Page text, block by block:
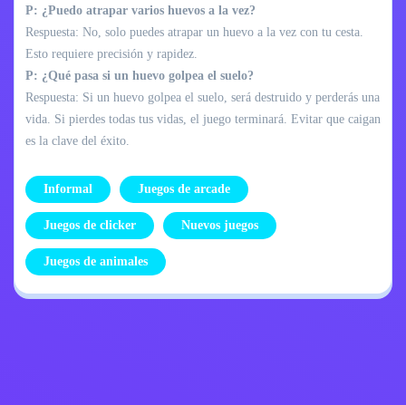
P: ¿Puedo atrapar varios huevos a la vez?
Respuesta: No, solo puedes atrapar un huevo a la vez con tu cesta.
Esto requiere precisión y rapidez.
P: ¿Qué pasa si un huevo golpea el suelo?
Respuesta: Si un huevo golpea el suelo, será destruido y perderás una
vida. Si pierdes todas tus vidas, el juego terminará. Evitar que caigan
es la clave del éxito.
Informal Juegos de arcade
Juegos de clicker Nuevos juegos
Juegos de animales